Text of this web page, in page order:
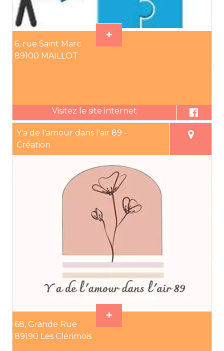
6, rue Saint Marc
89100 MAILLOT
Y'a de l'amour dans l'air 89 -
Création
68, Grande Rue
89190 Les Clérimois